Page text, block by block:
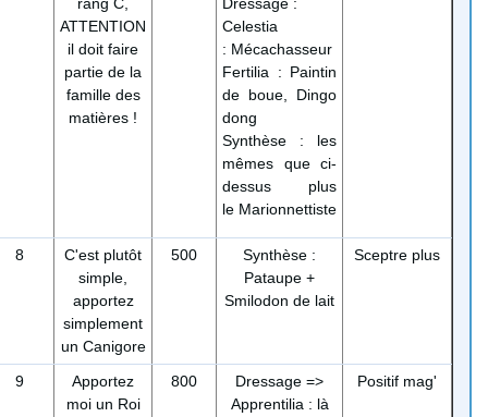
ATTENTION
il doit faire
partie de la
famille des
matières !
Celestia
: Mécachasseur
Fertilia : Paintin
de boue, Dingo
dong
Synthèse : les
mêmes que ci-
dessus plus
le Marionnettiste
8
C'est plutôt
simple,
apportez
simplement
un Canigore
500
Synthèse :
Pataupe +
Smilodon de lait
Sceptre plus
9
Apportez
moi un Roi
800
Dressage =>
Apprentilia : là
Positif mag'